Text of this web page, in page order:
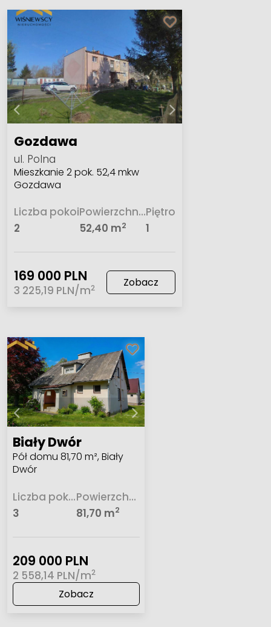
Gozdawa
ul. Polna
Mieszkanie 2 pok. 52,4 mkw
Gozdawa
Liczba pokoi
2
Powierzchnia
52,40 m2
Piętro
1
169 000 PLN
3 225,19 PLN/m2 Zobacz
Biały Dwór
Pół domu 81,70 m², Biały
Dwór
Liczba pokoi
3
Powierzchnia
81,70 m2
209 000 PLN
2 558,14 PLN/m2
Zobacz